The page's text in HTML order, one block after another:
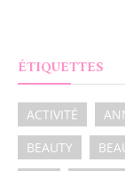
ÉTIQUETTES
ACTIVITÉ
BEAUTY